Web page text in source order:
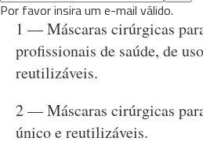
Por favor insira um e-mail válido.
1 — Máscaras cirúrgicas
profissionais de saúde, de
reutilizáveis.
2 — Máscaras cirúrgicas
único e reutilizáveis.